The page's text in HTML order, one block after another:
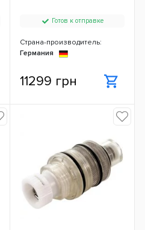
Готов к отправке
Страна-производитель:
Германия
11299 грн